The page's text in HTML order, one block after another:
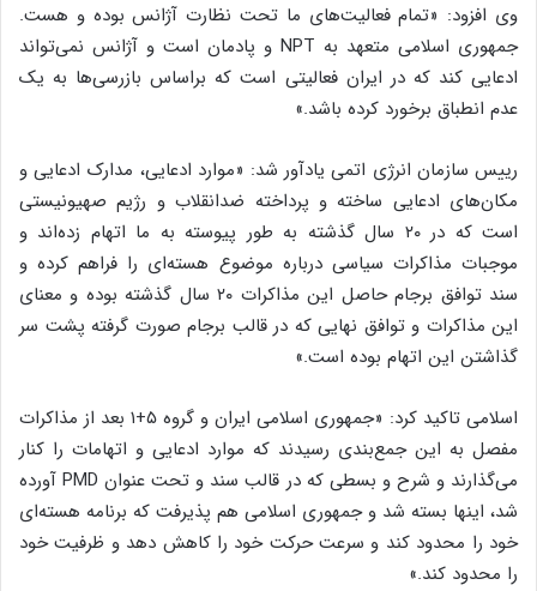
وی افزود: «تمام فعالیت‌های ما تحت نظارت آژانس بوده و هست.
جمهوری اسلامی متعهد به NPT و پادمان است و آژانس نمی‌تواند
ادعایی کند که در ایران فعالیتی است که براساس بازرسی‌ها به یک
عدم انطباق برخورد کرده باشد.»
رییس سازمان انرژی اتمی یادآور شد: «موارد ادعایی، مدارک ادعایی و
مکان‌های ادعایی ساخته و پرداخته ضدانقلاب و رژیم صهیونیستی
است که در ۲۰ سال گذشته به طور پیوسته به ما اتهام زده‌اند و
موجبات مذاکرات سیاسی درباره موضوع هسته‌ای را فراهم کرده و
سند توافق برجام حاصل این مذاکرات ۲۰ سال گذشته بوده و معنای
این مذاکرات و توافق نهایی که در قالب برجام صورت گرفته پشت سر
گذاشتن این اتهام بوده است.»
اسلامی تاکید کرد: «جمهوری اسلامی ایران و گروه ۵+۱ بعد از مذاکرات
مفصل به این جمع‌بندی رسیدند که موارد ادعایی و اتهامات را کنار
می‌گذارند و شرح و بسطی که در قالب سند و تحت عنوان PMD آورده
شد، اینها بسته شد و جمهوری اسلامی هم پذیرفت که برنامه هسته‌ای
خود را محدود کند و سرعت حرکت خود را کاهش دهد و ظرفیت خود
را محدود کند.»